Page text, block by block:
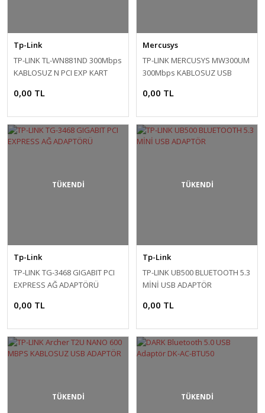
Tp-Link
TP-LINK TL-WN881ND 300Mbps
KABLOSUZ N PCI EXP KART
0,00 TL
Mercusys
TP-LINK MERCUSYS MW300UM
300Mbps KABLOSUZ USB
0,00 TL
TÜKENDİ
Tp-Link
TP-LINK TG-3468 GIGABIT PCI
EXPRESS AĞ ADAPTÖRÜ
0,00 TL
TÜKENDİ
Tp-Link
TP-LINK UB500 BLUETOOTH 5.3
MİNİ USB ADAPTÖR
0,00 TL
TÜKENDİ TÜKENDİ